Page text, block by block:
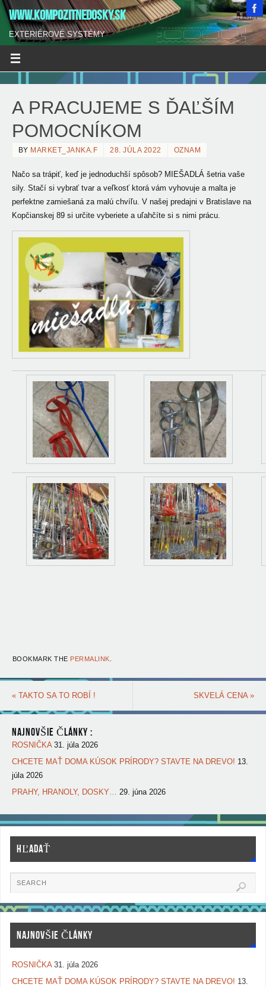
WWW.KOMPOZITNEDOSKY.SK
EXTERIÉROVÉ SYSTÉMY
A PRACUJEME S ĎAĽŠÍM
POMOCNÍKOM
BY MARKET_JANKA.F 28. JÚLA 2022 OZNAM
Načo sa trápiť, keď je jednoduchší spôsob? MIEŠADLÁ šetria vaše
sily. Stačí si vybrať tvar a veľkosť ktorá vám vyhovuje a malta je
perfektne zamiešaná za malú chvíľu. V našej predajni v Bratislave na
Kopčianskej 89 si určite vyberiete a uľahčíte si s nimi prácu.
BOOKMARK THE PERMALINK
«TAKTO SA TO ROBÍ ! SKVELÁ CENA»
NAJNOVŠIE ČLÁNKY :
ROSNIČKA 31. júla 2026
CHCETE MAŤ DOMA KÚSOK PRÍRODY? STAVTE NA DREVO! 13.
júla 2026
PRAHY, HRANOLY, DOSKY… 29. júna 2026
HĽADAŤ
NAJNOVŠIE ČLÁNKY
ROSNIČKA 31. júla 2026
CHCETE MAŤ DOMA KÚSOK PRÍRODY? STAVTE NA DREVO! 13.